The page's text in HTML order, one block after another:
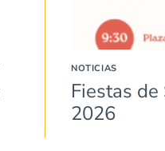
NOTICIAS
Fiestas
2026